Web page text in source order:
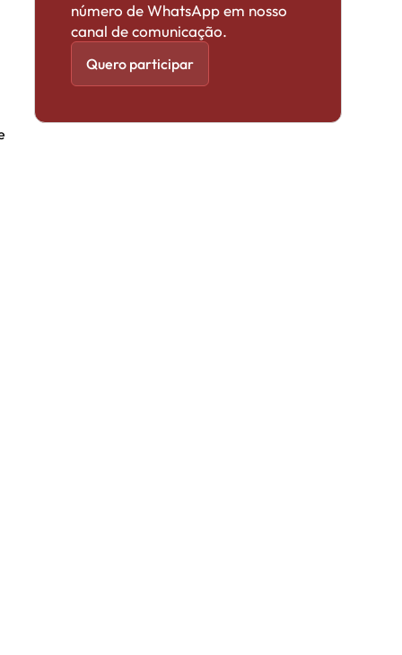
número de WhatsApp em nosso
canal de comunicação.
Quero participar